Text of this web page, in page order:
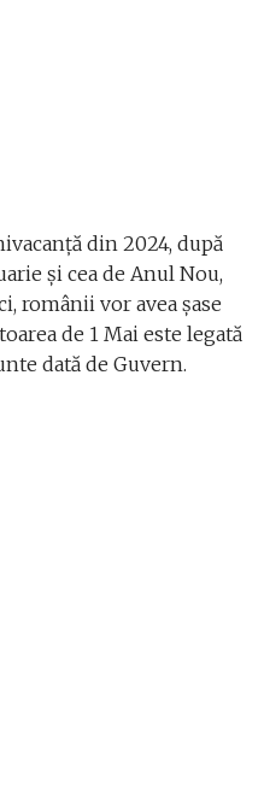
din 2024, după
și cea de Anul Nou,
românii vor avea șase
de 1 Mai este legată
dată de Guvern.